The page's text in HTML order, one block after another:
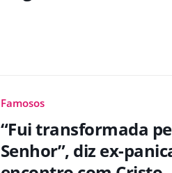
Famosos
“Fui transformada
Senhor”, diz ex-